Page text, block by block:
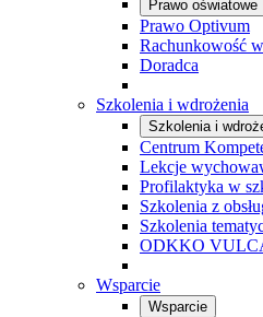
Prawo oświatowe
Prawo Optivum
Rachunkowość
Doradca
Szkolenia i wdrożenia
Szkolenia i
Centrum
Lekcje
Profilaktyka w
Szkolenia z
Szkolenia
ODKKO
Wsparcie
Wsparcie